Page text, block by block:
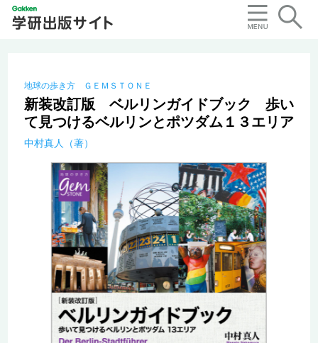
地球の歩き方 ＧＥＭＳＴＯＮＥ
新装改訂版 ベルリンガイドブック 歩い
て見つけるベルリンとポツダム１３エリア
中村真人（著）